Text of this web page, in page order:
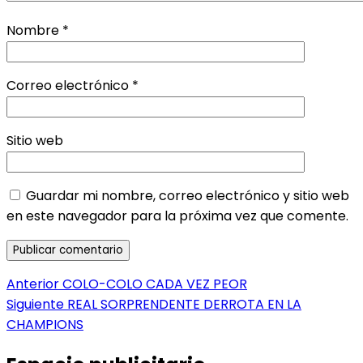
Nombre *
Correo electrónico *
Sitio web
Guardar mi nombre, correo electrónico y sitio web
en este navegador para la próxima vez que comente.
Navegación
de
AnteriorEntrada
anterior:
COLO-COLO CADA VEZ PEOR
Siguiente Entrada
siguiente:
REAL SORPRENDENTE DERROTA EN LA
CHAMPIONS